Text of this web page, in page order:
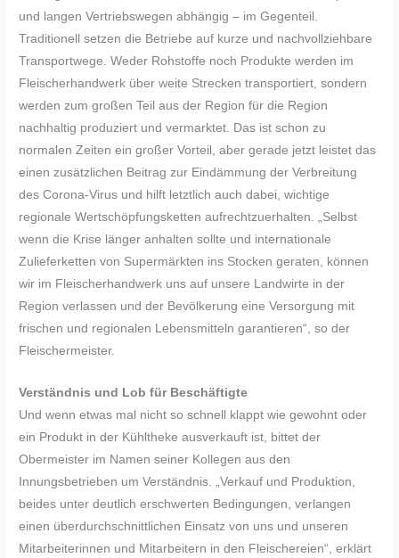
und langen Vertriebswegen abhängig – im Gegenteil.
Traditionell setzen die Betriebe auf kurze und nachvollziehbare
Transportwege. Weder Rohstoffe noch Produkte werden im
Fleischerhandwerk über weite Strecken transportiert, sondern
werden zum großen Teil aus der Region für die Region
nachhaltig produziert und vermarktet. Das ist schon zu
normalen Zeiten ein großer Vorteil, aber gerade jetzt leistet das
einen zusätzlichen Beitrag zur Eindämmung der Verbreitung
des Corona-Virus und hilft letztlich auch dabei, wichtige
regionale Wertschöpfungsketten aufrechtzuerhalten. „Selbst
wenn die Krise länger anhalten sollte und internationale
Zulieferketten von Supermärkten ins Stocken geraten, können
wir im Fleischerhandwerk uns auf unsere Landwirte in der
Region verlassen und der Bevölkerung eine Versorgung mit
frischen und regionalen Lebensmitteln garantieren“, so der
Fleischermeister.
Verständnis und Lob für Beschäftigte
Und wenn etwas mal nicht so schnell klappt wie gewohnt oder
ein Produkt in der Kühltheke ausverkauft ist, bittet der
Obermeister im Namen seiner Kollegen aus den
Innungsbetrieben um Verständnis. „Verkauf und Produktion,
beides unter deutlich erschwerten Bedingungen, verlangen
einen überdurchschnittlichen Einsatz von uns und unseren
Mitarbeiterinnen und Mitarbeitern in den Fleischereien“, erklärt